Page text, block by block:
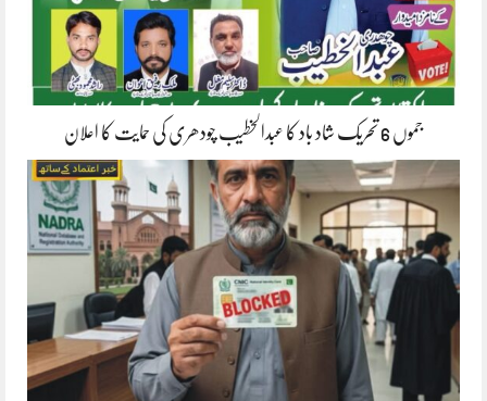
جموں 6 تحریک شاد باد کا عبدالخطیب چودھری کی حمایت کا اعلان